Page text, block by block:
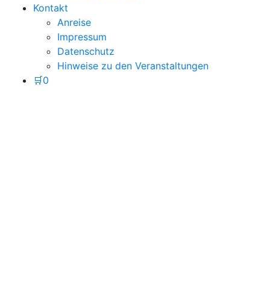
Kontakt
Anreise
Impressum
Datenschutz
Hinweise zu den Veranstaltungen
🛒0